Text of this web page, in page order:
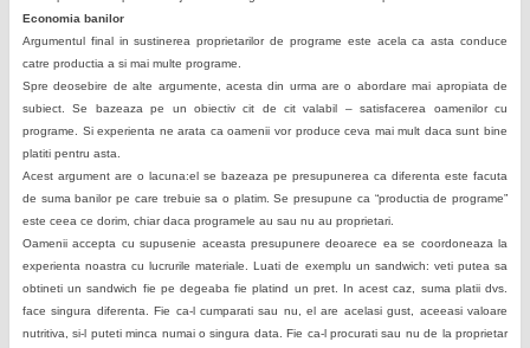
Economia banilor
Argumentul final in sustinerea proprietarilor de programe este acela ca asta conduce
catre productia a si mai multe programe.
Spre deosebire de alte argumente, acesta din urma are o abordare mai apropiata de
subiect. Se bazeaza pe un obiectiv cit de cit valabil – satisfacerea oamenilor cu
programe. Si experienta ne arata ca oamenii vor produce ceva mai mult daca sunt bine
platiti pentru asta.
Acest argument are o lacuna:el se bazeaza pe presupunerea ca diferenta este facuta
de suma banilor pe care trebuie sa o platim. Se presupune ca “productia de programe”
este ceea ce dorim, chiar daca programele au sau nu au proprietari.
Oamenii accepta cu supusenie aceasta presupunere deoarece ea se coordoneaza la
experienta noastra cu lucrurile materiale. Luati de exemplu un sandwich: veti putea sa
obtineti un sandwich fie pe degeaba fie platind un pret. In acest caz, suma platii dvs.
face singura diferenta. Fie ca-l cumparati sau nu, el are acelasi gust, aceeasi valoare
nutritiva, si-l puteti minca numai o singura data. Fie ca-l procurati sau nu de la proprietar